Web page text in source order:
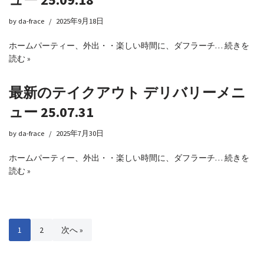
by da-frace 2025年9月18日
ホームパーティー、外出・・楽しい時間に、ダフラーチ… 続きを
読む »
最新のテイクアウト デリバリーメニ
ュー 25.07.31
by da-frace 2025年7月30日
ホームパーティー、外出・・楽しい時間に、ダフラーチ… 続きを
読む »
1 2 次へ »